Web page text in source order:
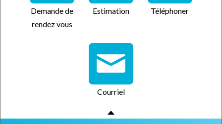
Demande de
rendez vous
Estimation Téléphoner
Courriel